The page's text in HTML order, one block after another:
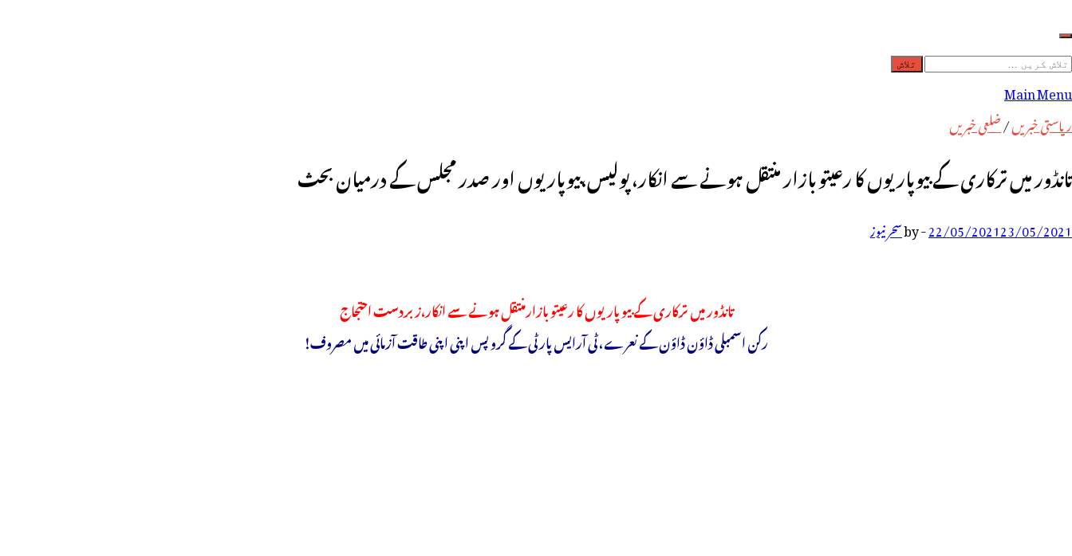
تلاش
کریں
برائے:
Main Menu
ریاستی خبریں/ضلعی خبریں
تانڈور میں ترکاری کے بیوپاریوں کا رعیتو بازار منتقل ہونے سے انکار، پولیس،بیوپاریوں اور صدر مجلس کے درمیان بحث
22/05/202123/05/2021
-
byسحر نیوز
تانڈور میں ترکاری کے بیوپاریوں کا رعیتو بازارمنتقل ہونے سے انکار،زبردست احتجاج
رکن اسمبلی ڈاؤن ڈاؤن کے نعرے ، ٹی آرایس پارٹی کے گروپس اپنی اپنی طاقت آزمائی میں مصروف!